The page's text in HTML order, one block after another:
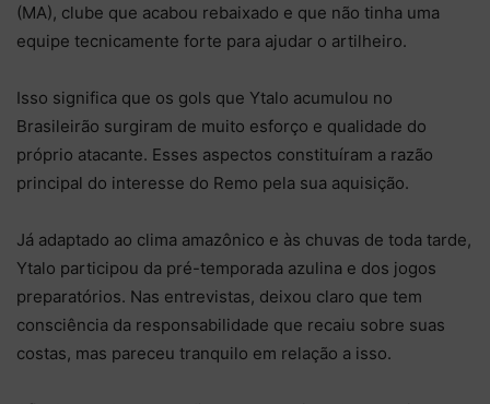
(MA), clube que acabou rebaixado e que não tinha uma
equipe tecnicamente forte para ajudar o artilheiro.
Isso significa que os gols que Ytalo acumulou no
Brasileirão surgiram de muito esforço e qualidade do
próprio atacante. Esses aspectos constituíram a razão
principal do interesse do Remo pela sua aquisição.
Já adaptado ao clima amazônico e às chuvas de toda tarde,
Ytalo participou da pré-temporada azulina e dos jogos
preparatórios. Nas entrevistas, deixou claro que tem
consciência da responsabilidade que recaiu sobre suas
costas, mas pareceu tranquilo em relação a isso.